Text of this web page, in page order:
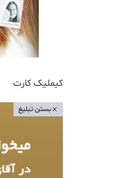
کیملیک کارت
بستن تبلیغ